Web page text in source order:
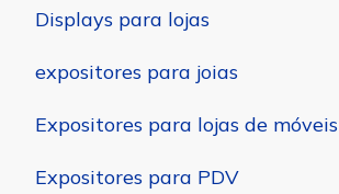
Displays para lojas
expositores para joias
Expositores para lojas de móveis
Expositores para PDV